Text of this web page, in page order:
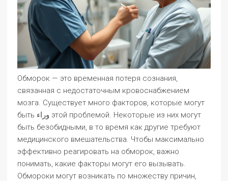
Обморок — это временная потеря сознания,
связанная с недостаточным кровоснабжением
мозга. Существует много факторов, которые могут
быть وراء этой проблемой. Некоторые из них могут
быть безобидными, в то время как другие требуют
медицинского вмешательства. Чтобы максимально
эффективно реагировать на обморок, важно
понимать, какие факторы могут его вызывать.
Обмороки могут возникать по множеству причин,